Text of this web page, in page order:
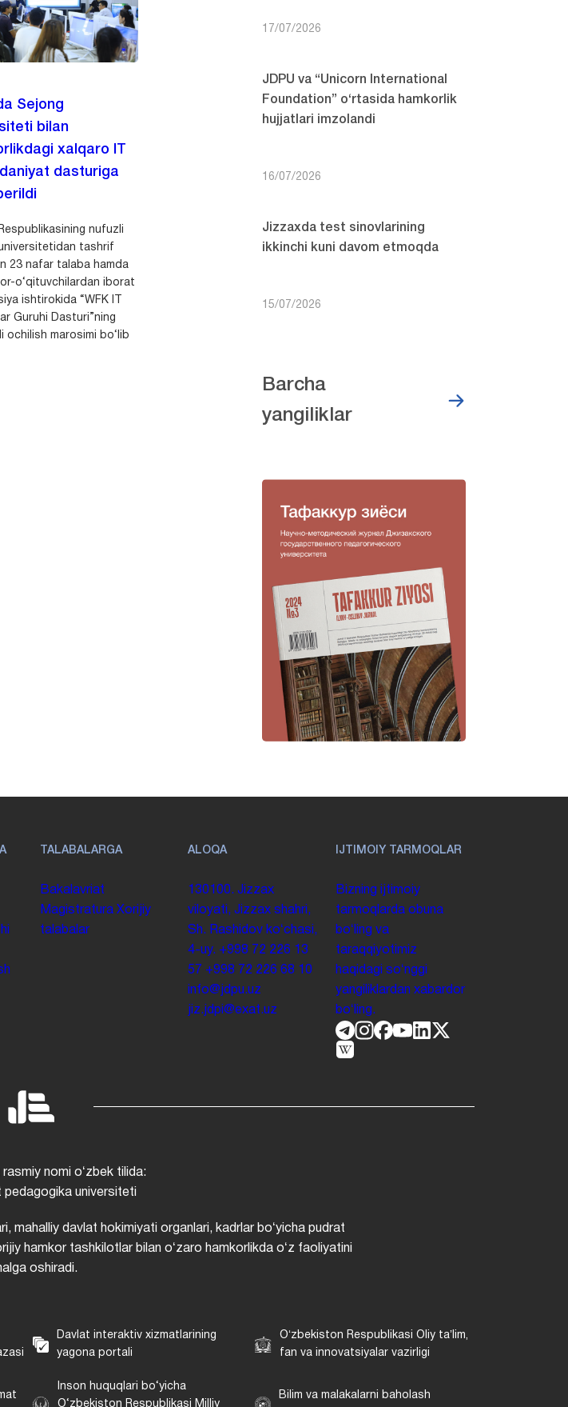
Sejong
bilan
xalqaro IT
dasturiga
nufuzli
tashrif
23 nafar talaba hamda
o‘qituvchilardan iborat
ishtirokida “WFK IT
Guruhi Dasturi”ning
ochilish marosimi bo‘lib
17/07/2026
JDPU va “Unicorn International
Foundation” o‘rtasida hamkorlik
hujjatlari imzolandi
16/07/2026
Jizzaxda test sinovlarining
ikkinchi kuni davom etmoqda
15/07/2026
Barcha
yangiliklar
TALABALARGA
Bakalavriat
Magistratura Xorijiy
talabalar
ALOQA
130100. Jizzax
viloyati, Jizzax shahri,
Sh. Rashidov koʻchasi,
4-uy. +998 72 226 13
57 +998 72 226 68 10
info@jdpu.uz
jiz.jdpi@exat.uz
IJTIMOIY TARMOQLAR
Bizning ijtimoiy
tarmoqlarda obuna
boʻling va
taraqqiyotimiz
haqidagi soʻnggi
yangiliklardan xabardor
boʻling.
nomi oʻzbek tilida:
universiteti
mahalliy davlat hokimiyati organlari, kadrlar boʻyicha pudrat
hamkor tashkilotlar bilan oʻzaro hamkorlikda oʻz faoliyatini
oshiradi.
Davlat interaktiv xizmatlarining
yagona portali
Oʻzbekiston Respublikasi Oliy taʼlim,
fan va innovatsiyalar vazirligi
Inson huquqlari bo‘yicha
O‘zbekiston Respublikasi Milliy
Bilim va malakalarni baholash